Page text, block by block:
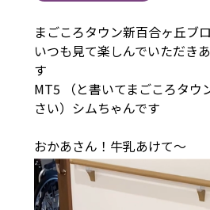
まごころタウン新百合ヶ丘ブ
いつも見て楽しんでいただき
す
MT5 （と書いてまごころタウ
さい）シムちゃんです
おかあさん！牛乳あけて～